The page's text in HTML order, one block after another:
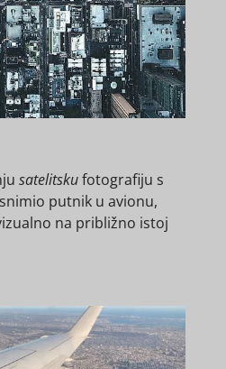
satelitskufotografiju s
putnik u avionu,
na približno istoj